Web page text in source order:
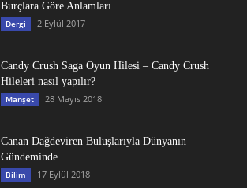
Burçlara Göre Anlamları
Dergi 2 Eylül 2017
Candy Crush Saga Oyun Hilesi – Candy Crush
Hileleri nasıl yapılır?
Manşet 28 Mayıs 2018
Canan Dağdeviren Buluşlarıyla Dünyanın
Gündeminde
Bilim 17 Eylül 2018